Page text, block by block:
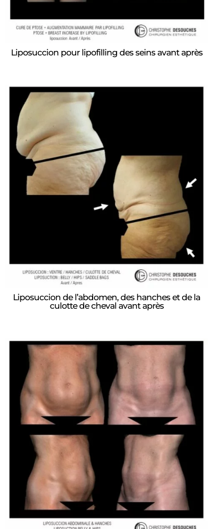
Liposuccion pour lipofilling des seins avant après
Liposuccion de l’abdomen, des hanches et de la
culotte de cheval avant après